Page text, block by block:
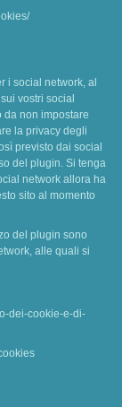
i social network, al
vostri social
da non impostare
la privacy degli
previsto dai social
del plugin. Si tenga
network allora ha
sito al momento
del plugin sono
alle quali si
dei-cookie-e-di-